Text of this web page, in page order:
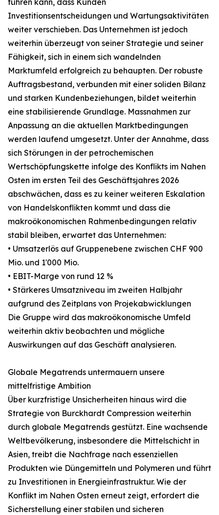
führen kann, dass Kunden
Investitionsentscheidungen und Wartungsaktivitäten
weiter verschieben. Das Unternehmen ist jedoch
weiterhin überzeugt von seiner Strategie und seiner
Fähigkeit, sich in einem sich wandelnden
Marktumfeld erfolgreich zu behaupten. Der robuste
Auftragsbestand, verbunden mit einer soliden Bilanz
und starken Kundenbeziehungen, bildet weiterhin
eine stabilisierende Grundlage. Massnahmen zur
Anpassung an die aktuellen Marktbedingungen
werden laufend umgesetzt. Unter der Annahme, dass
sich Störungen in der petrochemischen
Wertschöpfungskette infolge des Konflikts im Nahen
Osten im ersten Teil des Geschäftsjahres 2026
abschwächen, dass es zu keiner weiteren Eskalation
von Handelskonflikten kommt und dass die
makroökonomischen Rahmenbedingungen relativ
stabil bleiben, erwartet das Unternehmen:
• Umsatzerlös auf Gruppenebene zwischen CHF 900
Mio. und 1'000 Mio.
• EBIT-Marge von rund 12 %
• Stärkeres Umsatzniveau im zweiten Halbjahr
aufgrund des Zeitplans von Projekabwicklungen
Die Gruppe wird das makroökonomische Umfeld
weiterhin aktiv beobachten und mögliche
Auswirkungen auf das Geschäft analysieren.
Globale Megatrends untermauern unsere
mittelfristige Ambition
Über kurzfristige Unsicherheiten hinaus wird die
Strategie von Burckhardt Compression weiterhin
durch globale Megatrends gestützt. Eine wachsende
Weltbevölkerung, insbesondere die Mittelschicht in
Asien, treibt die Nachfrage nach essenziellen
Produkten wie Düngemitteln und Polymeren und führt
zu Investitionen in Energieinfrastruktur. Wie der
Konflikt im Nahen Osten erneut zeigt, erfordert die
Sicherstellung einer stabilen und sicheren